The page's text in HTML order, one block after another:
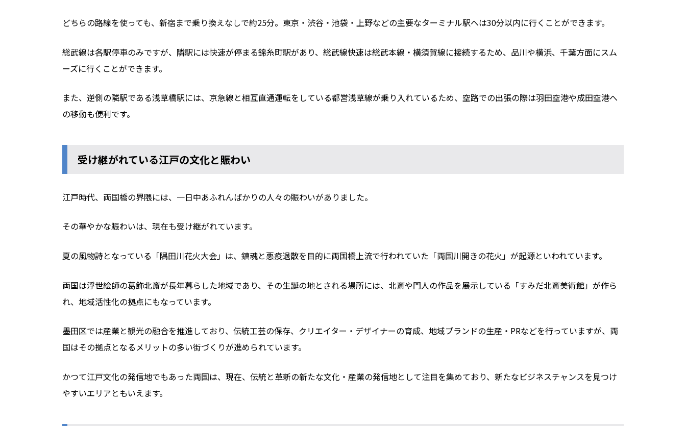
どちらの路線を使っても、新宿まで乗り換えなしで約25分。東京・渋谷・池袋・上野などの主要なターミナル駅へは30分以内に行くことができます。
総武線は各駅停車のみですが、隣駅には快速が停まる錦糸町駅があり、総武線快速は総武本線・横須賀線に接続するため、品川や横浜、千葉方面にスム
ーズに行くことができます。
また、逆側の隣駅である浅草橋駅には、京急線と相互直通運転をしている都営浅草線が乗り入れているため、空路での出張の際は羽田空港や成田空港へ
の移動も便利です。
受け継がれている江戸の文化と賑わい
江戸時代、両国橋の界隈には、一日中あふれんばかりの人々の賑わいがありました。
その華やかな賑わいは、現在も受け継がれています。
夏の風物詩となっている「隅田川花火大会」は、鎮魂と悪疫退散を目的に両国橋上流で行われていた「両国川開きの花火」が起源といわれています。
両国は浮世絵師の葛飾北斎が長年暮らした地域であり、その生誕の地とされる場所には、北斎や門人の作品を展示している「すみだ北斎美術館」が作ら
れ、地域活性化の拠点にもなっています。
墨田区では産業と観光の融合を推進しており、伝統工芸の保存、クリエイター・デザイナーの育成、地域ブランドの生産・PRなどを行っていますが、両
国はその拠点となるメリットの多い街づくりが進められています。
かつて江戸文化の発信地でもあった両国は、現在、伝統と革新の新たな文化・産業の発信地として注目を集めており、新たなビジネスチャンスを見つけ
やすいエリアともいえます。